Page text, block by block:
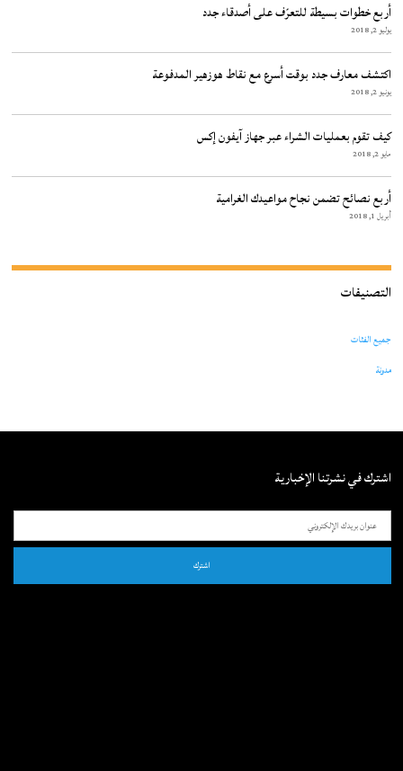
أربع خطوات بسيطة للتعرّف على أصدقاء جدد
يوليو 2, 2018
اكتشف معارف جدد بوقت أسرع مع نقاط هوزهير المدفوعة
يونيو 2, 2018
كيف تقوم بعمليات الشراء عبر جهاز آيفون إكس
مايو 2, 2018
أربع نصائح تضمن نجاح مواعيدك الغرامية
أبريل 1, 2018
التصنيفات
جميع الفئات
مدونة
اشترك في نشرتنا الإخبارية